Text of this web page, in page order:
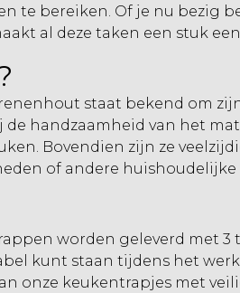
te bereiken. Of je nu bezig
al deze taken een stuk
staat bekend om
handzaamheid van het
Bovendien zijn ze
of andere huishoudelijke
worden geleverd met 3
kunt staan tijdens het
onze keukentrapjes met